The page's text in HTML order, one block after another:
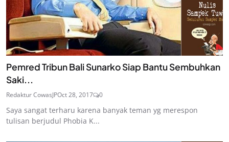
Pemred Tribun Bali Sunarko Siap Bantu Sembuhkan
Saki...
Redaktur CowasJPOct 28, 2017 0
Saya sangat terharu karena banyak teman yg merespon
tulisan berjudul Phobia K...